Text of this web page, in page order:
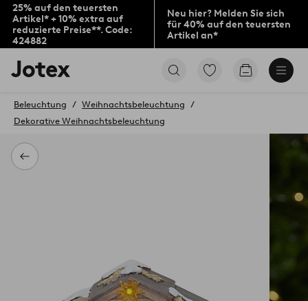
25% auf den teuersten
Artikel* + 10% extra auf
reduzierte Preise**. Code:
424882
Neu hier? Melden Sie sich
für 40% auf den teuersten
Artikel an*
Jotex-
Logo
zur
Startseite
wechseln
Zu
Zum
Zurück
Beleuchtung
Weihnachtsbeleuchtung
Dekorative Weihnachtsbeleuchtung